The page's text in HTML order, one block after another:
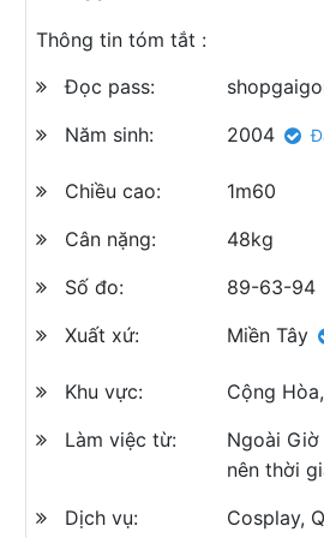
Thông tin tóm tắt :
Đọc pass:
Năm sinh:
2004
Chiều cao:
1m60
Cân nặng:
48kg
Số đo:
89-63-94
Xuất xứ:
Miền Tây
Khu vực:
Cộng
Làm việc từ:
Ngoài Giờ
nên thời
Dịch vụ:
Cosplay,